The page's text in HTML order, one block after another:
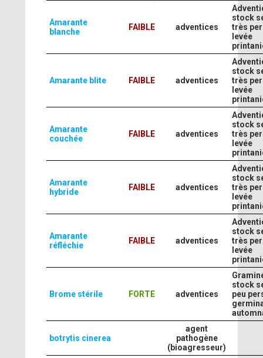
Amarante
blanche
FAIBLE adventices
stock
très
levée
Amarante blite FAIBLE adventices
stock
très
levée
Amarante
couchée
FAIBLE adventices
stock
très
levée
Amarante
hybride
FAIBLE adventices
stock
très
levée
Amarante
réfléchie
FAIBLE adventices
stock
très
levée
Brome stérile FORTE adventices
stock
peu
botrytis cinerea
agent
pathogène
(bioagresseur)